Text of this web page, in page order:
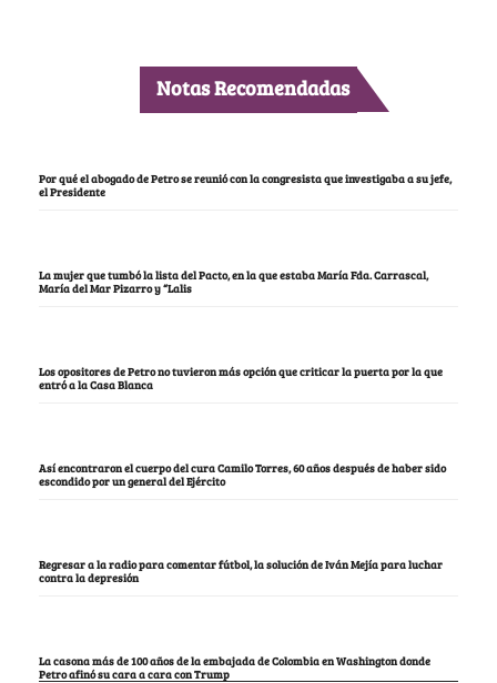
Notas Recomendadas
Por qué el abogado de Petro se reunió con la congresista que investigaba a su jefe,
el Presidente
La mujer que tumbó la lista del Pacto, en la que estaba María Fda. Carrascal,
María del Mar Pizarro y “Lalis
Los opositores de Petro no tuvieron más opción que criticar la puerta por la que
entró a la Casa Blanca
Así encontraron el cuerpo del cura Camilo Torres, 60 años después de haber sido
escondido por un general del Ejército
Regresar a la radio para comentar fútbol, la solución de Iván Mejía para luchar
contra la depresión
La casona más de 100 años de la embajada de Colombia en Washington donde
Petro afinó su cara a cara con Trump